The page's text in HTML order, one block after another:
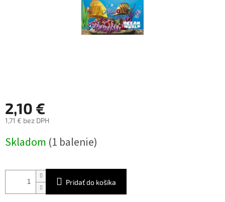
2,10 €
1,71 € bez DPH
cena:
Skladom (1 balenie)
Pridať do košíka